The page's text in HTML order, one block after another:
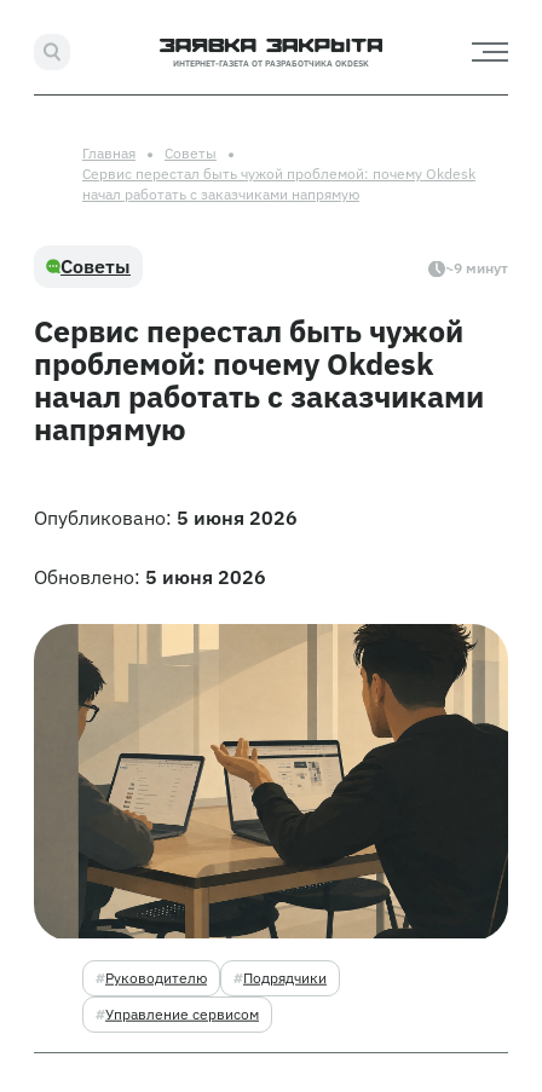
ИНТЕРНЕТ-ГАЗЕТА ОТ РАЗРАБОТЧИКА OKDESK
Главная
Советы
Сервис перестал быть чужой проблемой: почему Okdesk
начал работать с заказчиками напрямую
Советы ~9 минут
Руководителю
Подрядчики
Управление сервисом
Сервис перестал быть чужой
проблемой: почему Okdesk
начал работать с заказчиками
напрямую
Опубликовано: 5 июня 2026
Обновлено: 5 июня 2026